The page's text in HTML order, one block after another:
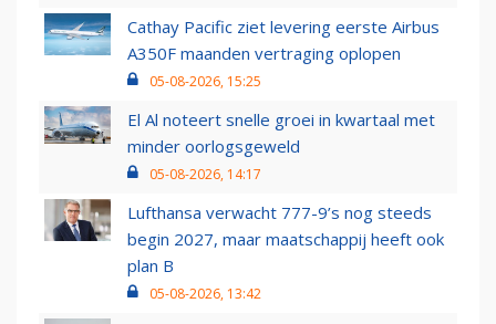
Cathay Pacific ziet levering eerste Airbus
A350F maanden vertraging oplopen
05-08-2026, 15:25
El Al noteert snelle groei in kwartaal met
minder oorlogsgeweld
05-08-2026, 14:17
Lufthansa verwacht 777-9’s nog steeds
begin 2027, maar maatschappij heeft ook
plan B
05-08-2026, 13:42